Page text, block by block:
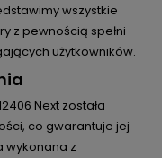
wszystkie
z pewnością spełni
użytkowników.
Next została
co gwarantuje jej
wykonana z